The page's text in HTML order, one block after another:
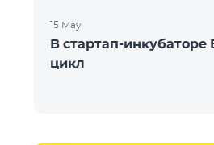
15 May
В стартап-инкубаторе
цикл